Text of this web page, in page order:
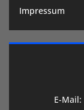
Impressum
E-Mail: